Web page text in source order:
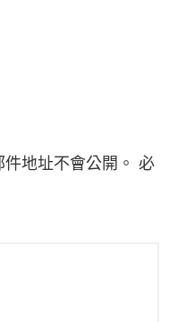
地址不會公開。 必